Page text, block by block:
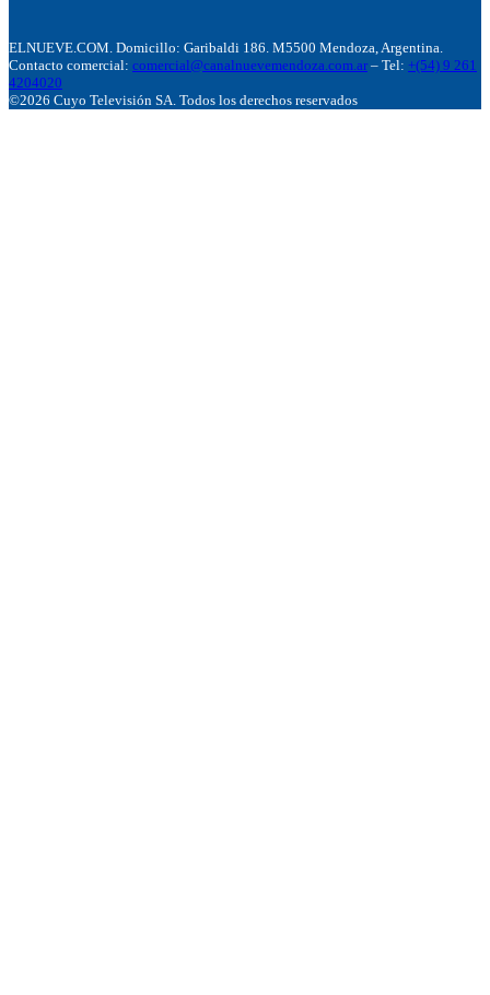
ELNUEVE.COM. Domicillo: Garibaldi 186. M5500 Mendoza, Argentina.
Contacto comercial: comercial@canalnuevemendoza.com.ar – Tel: +(54) 9 261
4204020
©2026 Cuyo Televisión SA. Todos los derechos reservados